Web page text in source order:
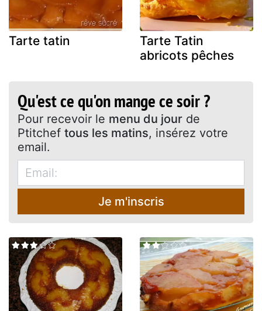
Tarte tatin
Tarte Tatin
abricots pêches
Qu'est ce qu'on mange ce soir ?
Pour recevoir le menu du jour de
Ptitchef tous les matins, insérez votre
email.
Je m'inscris